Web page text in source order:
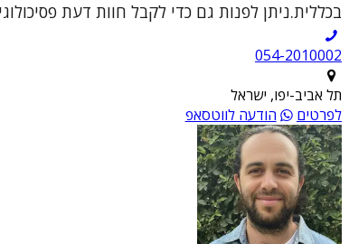
בכללית.ניתן לפנות גם כדי לקבל חוות דעת
054-2010002
תל אביב-יפו, ישראל
לפרטים
הודעה לווטסאפ